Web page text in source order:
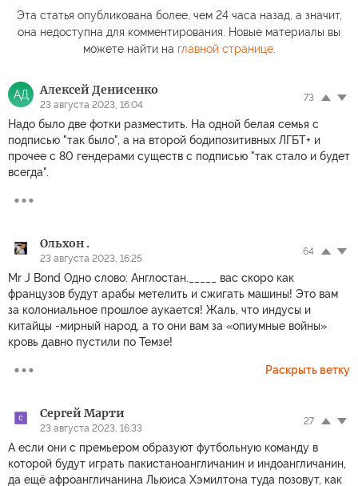
Эта статья опубликована более, чем 24 часа назад, а значит,
она недоступна для комментирования. Новые материалы вы
можете найти на главной странице.
АД Алексей Денисенко
23 августа 2023, 16:04
73
Надо было две фотки разместить. На одной белая семья с
подписью "так было", а на второй бодипозитивных ЛГБТ+ и
прочее с 80 гендерами существ с подписью "так стало и будет
всегда".
Ольхон .
23 августа 2023, 16:25
64
Mr J Bond Одно слово: Англостан._____ вас скоро как
французов будут арабы метелить и сжигать машины! Это вам
за колониальное прошлое аукается! Жаль, что индусы и
китайцы -мирный народ, а то они вам за «опиумные войны»
кровь давно пустили по Темзе!
Раскрыть ветку
Сергей Марти
23 августа 2023, 16:33
27
А если они с премьером образуют футбольную команду в
которой будут играть пакистаноангличанин и индоангличанин,
да ещё афроангличанина Льюиса Хэмилтона туда позовут, как